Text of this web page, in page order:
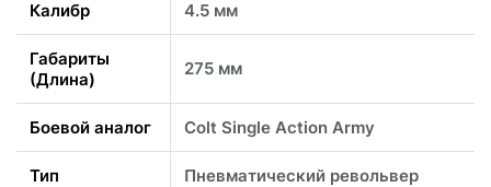
Калибр 4.5 мм
Габариты
(Длина)
275 мм
Боевой аналог Сolt Single Action Army
Тип Пневматический револьвер